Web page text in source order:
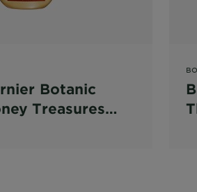
Botanic
Treasures